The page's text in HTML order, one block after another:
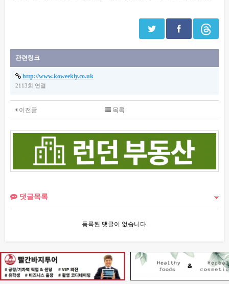
관련링크
http://www.koweekly.co.uk
2113회 연결
이전글 목록
댓글목록
등록된 댓글이 없습니다.